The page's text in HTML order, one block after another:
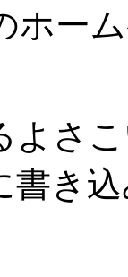
ホー
よさ
書き